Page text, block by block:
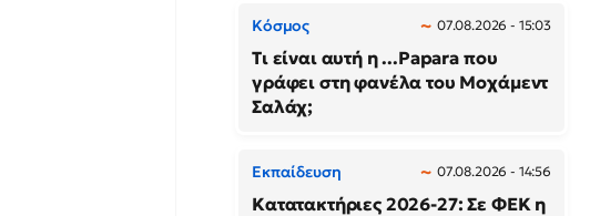
Κόσμος 07.08.2026 - 15:03
Τι είναι αυτή η ...Papara που
γράφει στη φανέλα του Μοχάμεντ
Σαλάχ;
Εκπαίδευση 07.08.2026 - 14:56
Κατατακτήριες 2026-27: Σε ΦΕΚ η